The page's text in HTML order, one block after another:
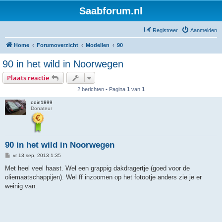
Saabforum.nl
Aanmelden
Registreer
Home Forumoverzicht Modellen 90
90 in het wild in Noorwegen
Plaats reactie
2 berichten • Pagina 1 van 1
odin1899
Donateur
90 in het wild in Noorwegen
B
r
c
h
vr 13 sep, 2013 1:35
Met heel veel haast. Wel een grappig dakdragertje (goed voor de
oliemaatschappijen). Wel ff inzoomen op het fotootje anders zie je er
weinig van.